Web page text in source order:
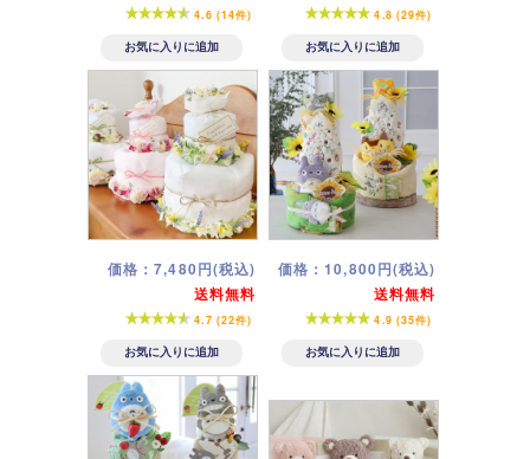
4.6 (14件) 4.8 (29件)
価格：7,480円(税込)
送料無料
4.7 (22件)
価格：10,800円(税込)
送料無料
4.9 (35件)